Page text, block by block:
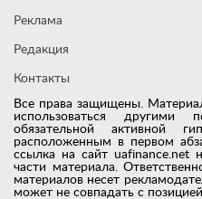
Все права защищены.
использоваться другими
обязательной активной
расположенным в первом
ссылка на сайт uafinance.net
части материала.
материалов несет
может не совпадать с
Реклама
Редакция
Контакты